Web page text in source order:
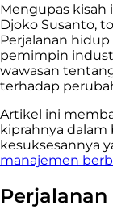
Mengupas kisah
Djoko Susanto,
Perjalanan
pemimpin
wawasan
terhadap
Artikel ini
kiprahnya dalam
kesuksesannya
manajemen